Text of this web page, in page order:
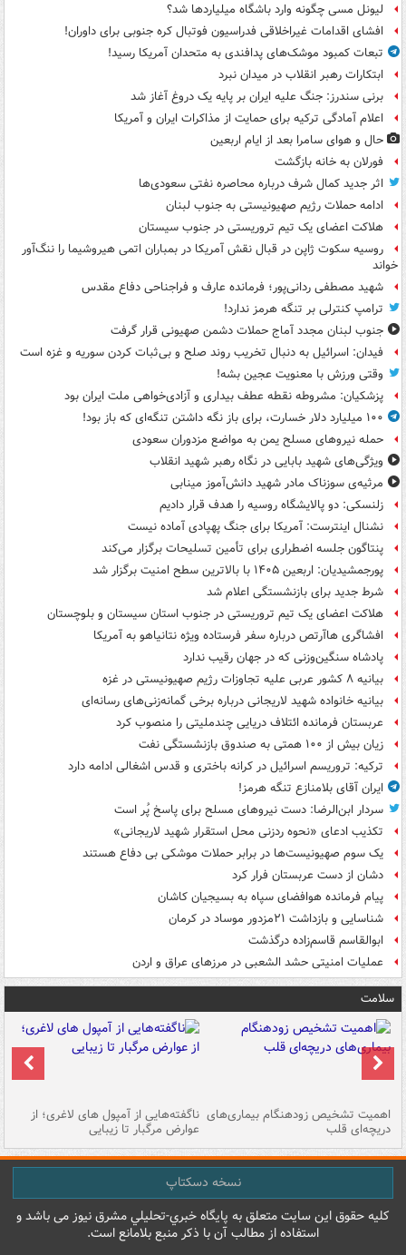
لیونل مسی چگونه وارد باشگاه میلیاردها شد؟
افشای اقدامات غیراخلاقی فدراسیون فوتبال کره جنوبی برای داوران!
تبعات کمبود موشک‌های پدافندی به متحدان آمریکا رسید!
ابتکارات رهبر انقلاب در میدان نبرد
برنی سندرز: جنگ علیه ایران بر پایه یک دروغ آغاز شد
اعلام آمادگی ترکیه برای حمایت از مذاکرات ایران و آمریکا
حال و هوای سامرا بعد از ایام اربعین
فورلان به خانه بازگشت
اثر جدید کمال شرف درباره محاصره نفتی سعودی‌ها
ادامه حملات رژیم صهیونیستی به جنوب لبنان
هلاکت اعضای یک تیم تروریستی در جنوب سیستان
روسیه سکوت ژاپن در قبال نقش آمریکا در بمباران اتمی هیروشیما را ننگ‌آور
خواند
شهید مصطفی ردانی‌پور؛ فرمانده عارف و فراجناحی دفاع مقدس
ترامپ کنترلی بر تنگه هرمز ندارد!
جنوب لبنان مجدد آماج حملات دشمن صهیونی قرار گرفت
فیدان: اسرائیل به دنبال تخریب روند صلح و بی‌ثبات کردن سوریه و غزه است
وقتی ورزش با معنویت عجین بشه!
پزشکیان: مشروطه نقطه عطف بیداری و آزادی‌خواهی ملت ایران بود
۱۰۰ میلیارد دلار خسارت، برای باز نگه داشتن تنگه‌ای که باز بود!
حمله نیروهای مسلح یمن به مواضع مزدوران سعودی
ویژگی‌های شهید بابایی در نگاه رهبر شهید انقلاب
مرثیه‌ی سوزناک مادر شهید دانش‌آموز مینابی
زلنسکی: دو پالایشگاه روسیه را هدف قرار دادیم
نشنال اینترست: آمریکا برای جنگ پهپادی آماده نیست
پنتاگون جلسه اضطراری برای تأمین تسلیحات برگزار می‌کند
پورجمشیدیان: اربعین ۱۴۰۵ با بالاترین سطح امنیت برگزار شد
شرط جدید برای بازنشستگی اعلام شد
هلاکت اعضای یک تیم تروریستی در جنوب استان سیستان و بلوچستان
افشاگری هاآرتص درباره سفر فرستاده ویژه نتانیاهو به آمریکا
پادشاه سنگین‌وزنی که در جهان رقیب ندارد
بیانیه ۸ کشور عربی علیه تجاوزات رژیم صهیونیستی در غزه
بیانیه خانواده شهید لاریجانی درباره برخی گمانه‌زنی‌های رسانه‌ای
عربستان فرمانده ائتلاف دریایی چندملیتی را منصوب کرد
زیان بیش از ۱۰۰ همتی به صندوق‌ بازنشستگی نفت
ترکیه: تروریسم اسرائیل در کرانه باختری و قدس اشغالی ادامه دارد
ایران آقای بلامنازع تنگه هرمز!
سردار ابن‌الرضا: دست نیروهای مسلح برای پاسخ پُر است
تکذیب ادعای «نحوه ردزنی محل استقرار شهید لاریجانی»
یک‌ سوم صهیونیست‌ها در برابر حملات موشکی بی دفاع هستند
دشان از دست عربستان فرار کرد
پیام فرمانده هوافضای سپاه به بسیجیان کاشان
شناسایی و بازداشت ۲۱مزدور موساد در کرمان
ابوالقاسم قاسم‌زاده درگذشت
عملیات امنیتی حشد الشعبی در مرزهای عراق و اردن
سلامت
اهمیت تشخیص زودهنگام بیماری‌های
دریچه‌ای قلب
ناگفته‌هایی از آمپول های لاغری؛ از
عوارض مرگبار تا زیبایی
نسخه دسکتاپ
کليه حقوق اين سايت متعلق به پایگاه خبري-تحليلي مشرق نيوز می باشد و
استفاده از مطالب آن با ذکر منبع بلامانع است.